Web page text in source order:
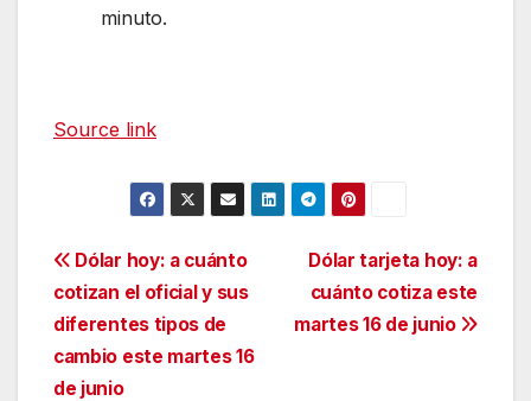
minuto.
Source link
Navegación
de
entradas
Dólar tarjeta hoy: a
cuánto cotiza este
martes 16 de junio
Dólar hoy: a cuánto
cotizan el oficial y sus
diferentes tipos de
cambio este martes 16
de junio